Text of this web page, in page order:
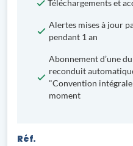
Téléchargements et
Alertes mises à jour
pendant 1 an
Abonnement d’une
reconduit
"Convention
moment
Réf.